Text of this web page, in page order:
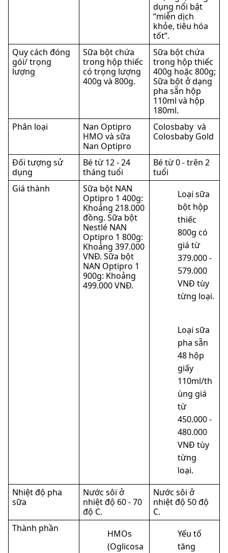
dụng nổi bật
“miễn dịch
khỏe, tiêu hóa
tốt”.
Quy cách đóng
gói/ trọng
lượng
Sữa bột chứa
trong hộp thiếc
có trọng lượng
400g và 800g.
Sữa bột chứa
trong hộp thiếc
400g hoặc 800g;
Sữa bột ở dạng
pha sẵn hộp
110ml và hộp
180ml.
Phân loại
Nan Optipro
HMO và sữa
Nan Optipro
Colosbaby và
Colosbaby Gold
Đối tượng sử
dụng
Bé từ 12 - 24
tháng tuổi
Bé từ 0 - trên 2
tuổi
Giá thành
Sữa bột NAN
Optipro 1 400g:
Khoảng 218.000
đồng. Sữa bột
Nestlé NAN
Optipro 1 800g:
Khoảng 397.000
VNĐ. Sữa bột
NAN Optipro 1
900g: Khoảng
499.000 VNĐ.
Loại sữa
bột hộp
thiếc
800g có
giá từ
379.000 -
579.000
VNĐ tùy
từng loại.
Loại sữa
pha sẵn
48 hộp
giấy
110ml/th
ùng giá
từ
450.000 -
480.000
VNĐ tùy
từng
loại.
Nhiệt độ pha
sữa
Nước sôi ở
nhiệt độ 60 - 70
độ C.
Nước sôi ở
nhiệt độ 50 độ
C.
Thành phần
HMOs
(Oglicosa
Yếu tố
tăng